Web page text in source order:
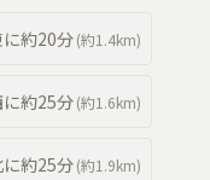
に約20分(約1.4km)
に約25分(約1.6km)
に約25分(約1.9km)